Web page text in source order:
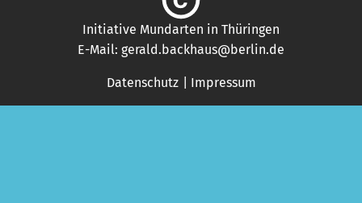
Initiative Mundarten in Thüringen
E-Mail: gerald.backhaus@berlin.de
Datenschutz Impressum